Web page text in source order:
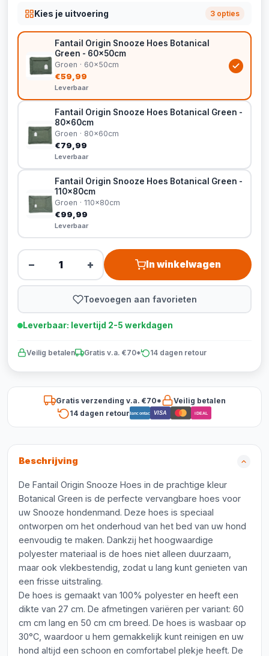
Kies je uitvoering 3 opties
Fantail Origin Snooze Hoes Botanical
Green - 60x50cm
Groen · 60x50cm
€59,99
Leverbaar
Fantail Origin Snooze Hoes Botanical Green -
80x60cm
Groen · 80x60cm
€79,99
Leverbaar
Fantail Origin Snooze Hoes Botanical Green -
110x80cm
Groen · 110x80cm
€99,99
Leverbaar
− + In winkelwagen
Toevoegen aan favorieten
Leverbaar: levertijd 2-5 werkdagen
Veilig betalen Gratis v.a. €70* 14 dagen retour
Gratis verzending v.a. €70*
Veilig betalen
14 dagen retourBancontact VISA iDEAL
Beschrijving
De Fantail Origin Snooze Hoes in de prachtige kleur
Botanical Green is de perfecte vervangbare hoes voor
uw Snooze hondenmand. Deze hoes is speciaal
ontworpen om het onderhoud van het bed van uw hond
eenvoudig te maken. Dankzij het hoogwaardige
polyester materiaal is de hoes niet alleen duurzaam,
maar ook vlekbestendig, zodat u lang kunt genieten van
een frisse uitstraling.
De hoes is gemaakt van 100% polyester en heeft een
dikte van 27 cm. De afmetingen variëren per variant: 60
cm cm lang en 50 cm cm breed. De hoes is wasbaar op
30°C, waardoor u hem gemakkelijk kunt reinigen en uw
hond altijd een schoon en comfortabel plekje heeft. De